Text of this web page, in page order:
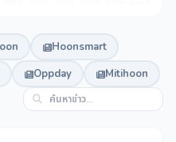
Hoonsmart
Oppday Mitihoon